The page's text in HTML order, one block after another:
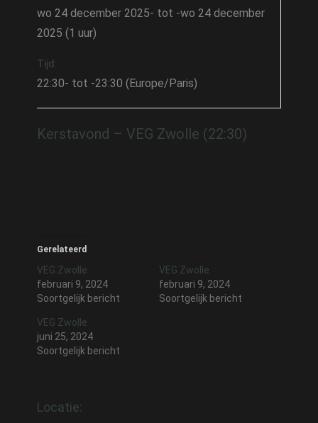
wo 24 december 2025- tot -wo 24 december
2025 (1 uur)
Tijd:
22:30- tot -23:30 (Europe/Paris)
Kerstavond – VEG Zwolle (22:30)
Gerelateerd
VEG Zwolle
februari 9, 2024
Soortgelijk bericht
VEG Zwolle
februari 9, 2024
Soortgelijk bericht
VEG Zwolle
juni 25, 2024
Soortgelijk bericht
Locatie: